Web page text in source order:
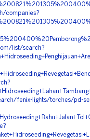
companies?
list/search?
fenix-lights/torches/pd-